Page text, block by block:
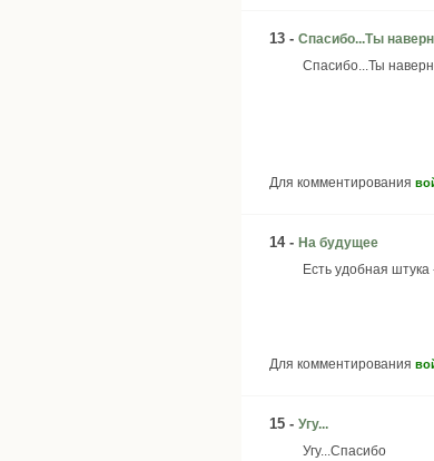
13 - Спасибо...Ты
Спасибо...Ты
Для комментирования
14 - На будущее
Есть удобная штука
Для комментирования
15 - Угу...
Угу...Спасибо